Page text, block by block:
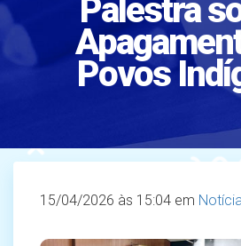
Palestra
Povos
15/04/2026 às 15:04 em